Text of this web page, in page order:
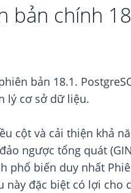
bản chính 18
bản 18.1.
lý cơ sở dữ liệu.
cột và cải thiện khả
ngược tổng quát
biến duy nhất
đặc biệt có lợi cho